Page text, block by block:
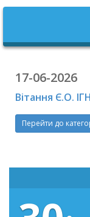
17-06-2026
Вітання Є.О.
Перейти до